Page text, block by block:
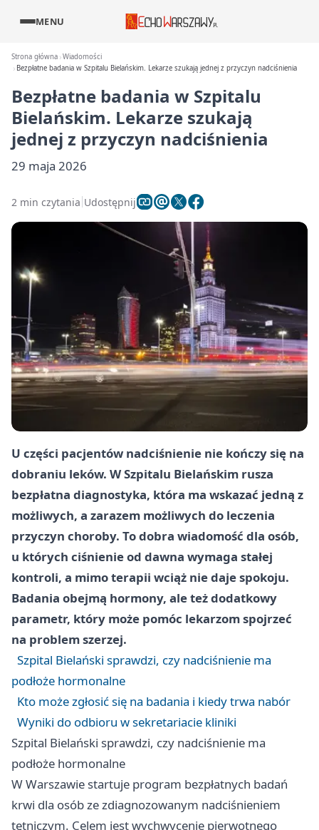
MENU
Strona główna Wiadomości
Bezpłatne badania w Szpitalu Bielańskim. Lekarze szukają jednej z przyczyn nadciśnienia
Bezpłatne badania w Szpitalu
Bielańskim. Lekarze szukają
jednej z przyczyn nadciśnienia
29 maja 2026
2 min czytania Udostępnij
U części pacjentów nadciśnienie nie kończy się na
dobraniu leków. W Szpitalu Bielańskim rusza
bezpłatna diagnostyka, która ma wskazać jedną z
możliwych, a zarazem możliwych do leczenia
przyczyn choroby. To dobra wiadomość dla osób,
u których ciśnienie od dawna wymaga stałej
kontroli, a mimo terapii wciąż nie daje spokoju.
Badania obejmą hormony, ale też dodatkowy
parametr, który może pomóc lekarzom spojrzeć
na problem szerzej.
Szpital Bielański sprawdzi, czy nadciśnienie ma
podłoże hormonalne
Kto może zgłosić się na badania i kiedy trwa nabór
Wyniki do odbioru w sekretariacie kliniki
Szpital Bielański sprawdzi, czy nadciśnienie ma
podłoże hormonalne
W Warszawie startuje program bezpłatnych badań
krwi dla osób ze zdiagnozowanym nadciśnieniem
tętniczym. Celem jest wychwycenie pierwotnego